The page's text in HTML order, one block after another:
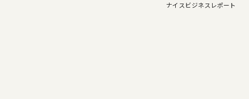
ナイスビジネスレポート